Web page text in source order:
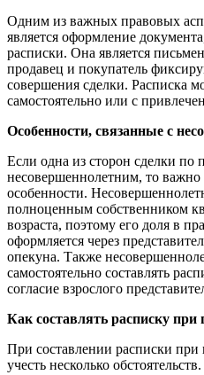
Одним из важных правовых
является оформление
расписки. Она является
продавец и покупатель
совершения сделки. Расписка
самостоятельно или с
Особенности, связанные с
Если одна из сторон сделки по
несовершеннолетним, то важно
особенности.
полноценным собственником
возраста, поэтому его доля в
оформляется через
опекуна. Также
самостоятельно составлять
согласие взрослого
Как составлять расписку
При составлении расписки
учесть несколько